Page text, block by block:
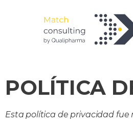
POLÍTICA
Esta política de privacidad fue